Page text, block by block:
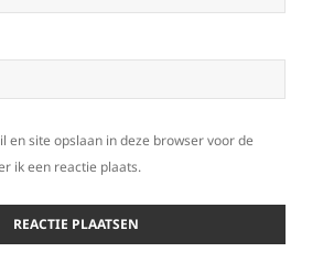
en site opslaan in deze browser voor de
ik een reactie plaats.